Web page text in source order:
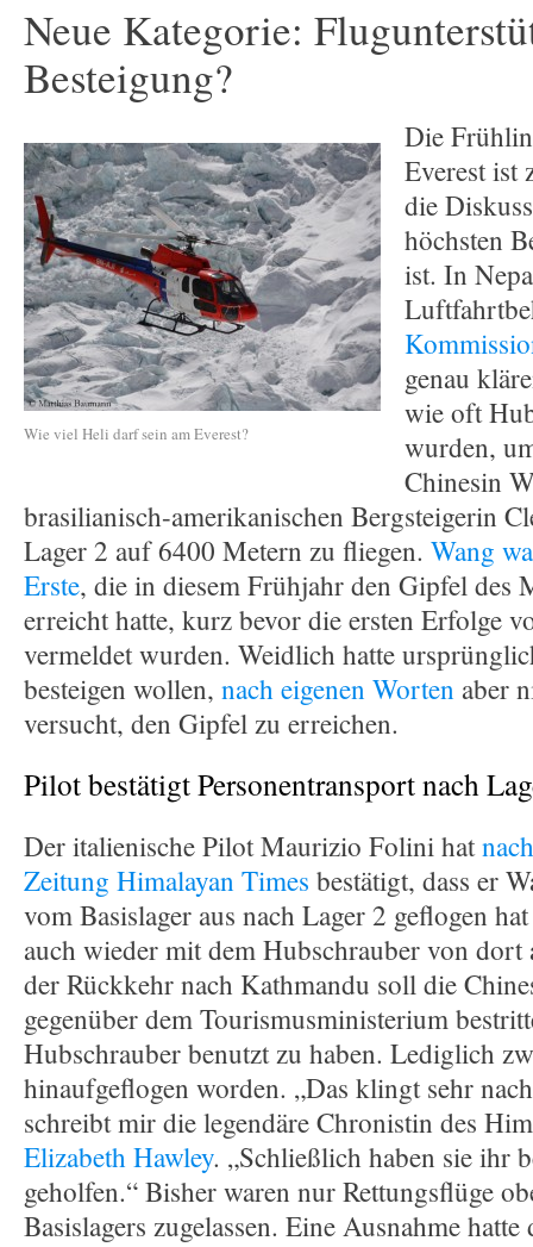
Neue Kategorie:
Besteigung?
Wie viel Heli darf sein am Everest?
Die
Everest ist
die
höchsten
ist. In
genau
wie oft
wurden,
Chinesin
brasilianisch-amerikanischen Bergsteigerin
Lager 2 auf 6400 Metern zu fliegen. Wang
Erste, die in diesem Frühjahr den Gipfel des
erreicht hatte, kurz bevor die ersten Erfolge
vermeldet wurden. Weidlich hatte
besteigen wollen, nach eigenen Worten aber
versucht, den Gipfel zu erreichen.
Pilot bestätigt Personentransport nach
Der italienische Pilot Maurizio Folini hat
Zeitung Himalayan Times bestätigt, dass er
vom Basislager aus nach Lager 2 geflogen
auch wieder mit dem Hubschrauber von dort
der Rückkehr nach Kathmandu soll die
gegenüber dem Tourismusministerium
Hubschrauber benutzt zu haben. Lediglich
hinaufgeflogen worden. „Das klingt sehr
schreibt mir die legendäre Chronistin des
Elizabeth Hawley. „Schließlich haben sie ihr
geholfen.“ Bisher waren nur Rettungsflüge
Basislagers zugelassen. Eine Ausnahme